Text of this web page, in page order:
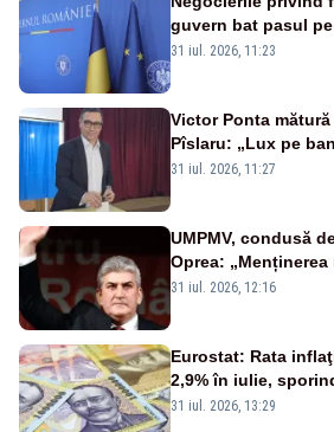
guvern bat pasul
Cotroceni,
31 iul. 2026, 11:23
Victor Ponta
Pîslaru: „Lux pe
iști”
31 iul. 2026, 11:27
UMPMV, condusă
Oprea:
reprezenta un
31 iul. 2026, 12:16
Eurostat: Rata
2,9% în iulie,
majoreze dobânda
31 iul. 2026, 13:29